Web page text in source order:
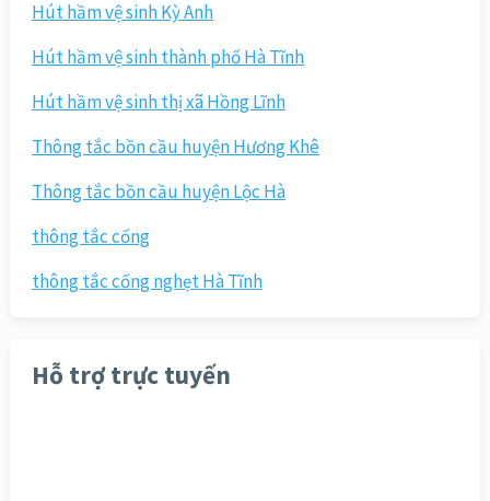
Hút hầm vệ sinh Kỳ Anh
Hút hầm vệ sinh thành phố Hà Tĩnh
Hút hầm vệ sinh thị xã Hồng Lĩnh
Thông tắc bồn cầu huyện Hương Khê
Thông tắc bồn cầu huyện Lộc Hà
thông tắc cống
thông tắc cống nghẹt Hà Tĩnh
Hỗ trợ trực tuyến